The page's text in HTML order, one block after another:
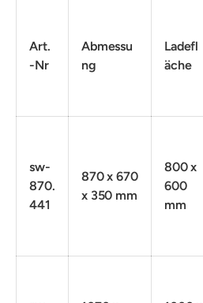
Art.
-Nr
Abmessu
ng
Ladefl
äche
sw-
870.
441
870 x 670
x 350 mm
800 x
600
mm